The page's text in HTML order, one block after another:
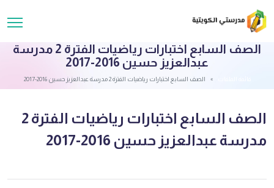
الصف السابع اختبارات رياضيات الفترة 2 مدرسة
عبدالعزيز حسين 2016-2017
الصف السابع اختبارات رياضيات الفترة 2 مدرسة عبدالعزيز حسين 2016-2017
الصف السابع اختبارات رياضيات الفترة 2
مدرسة عبدالعزيز حسين 2016-2017